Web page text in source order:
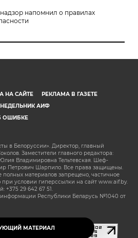
МАТЕРИАЛ
напомнил о правилах
НА САЙТЕ
РЕКЛАМА В ГАЗЕТЕ
АИФ
ОШИБКЕ
в Белоруссии». Директор, главный
Заместители главного редактора:
Владимировна Тельтевская. Шеф-
Петрович Шарпило. Все права защищены.
материалов запрещено, частичное
условии гиперссылки на сайт www.aif.by.
+375 29 642 67 51.
Республики Беларусь №1040 от